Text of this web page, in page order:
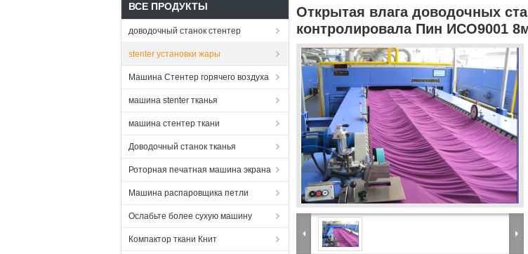
ВСЕ ПРОДУКТЫ
доводочный станок стентер
stenter установки жары
Машина Стентер горячего воздуха
машина stenter тканья
машина стентер ткани
Доводочный станок тканья
Роторная печатная машина экрана
Машина распаровщика петли
Ослабьте более сухую машину
Компактор ткани Книт
Открытая влага доводочных
контролировала Пин ИСО9001